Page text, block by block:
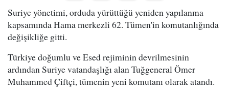
Suriye yönetimi, orduda yürüttüğü yeniden yapılanma
kapsamında Hama merkezli 62. Tümen'in komutanlığında
değişikliğe gitti.
Türkiye doğumlu ve Esed rejiminin devrilmesinin
ardından Suriye vatandaşlığı alan Tuğgeneral Ömer
Muhammed Çiftçi, tümenin yeni komutanı olarak atandı.